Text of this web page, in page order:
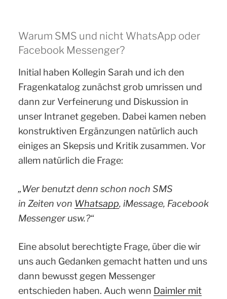
Warum SMS und nicht WhatsApp oder
Facebook Messenger?
Initial haben Kollegin Sarah und ich den
Fragenkatalog zunächst grob umrissen und
dann zur Verfeinerung und Diskussion in
unser Intranet gegeben. Dabei kamen neben
konstruktiven Ergänzungen natürlich auch
einiges an Skepsis und Kritik zusammen. Vor
allem natürlich die Frage:
„Wer benutzt denn schon noch SMS
in Zeiten von Whatsapp, iMessage, Facebook
Messenger usw.?“
Eine absolut berechtigte Frage, über die wir
uns auch Gedanken gemacht hatten und uns
dann bewusst gegen Messenger
entschieden haben. Auch wenn Daimler mit